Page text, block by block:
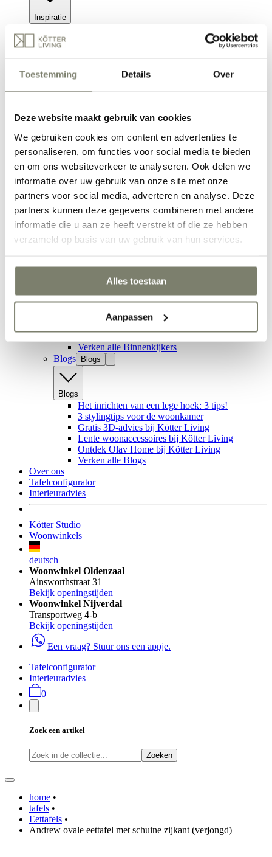
Toestemming Details Over
Deze website maakt gebruik van cookies
We gebruiken cookies om content en advertenties te
personaliseren, om functies voor social media te bieden
en om ons websiteverkeer te analyseren. Ook delen we
informatie over uw gebruik van onze site met onze
partners voor social media, adverteren en analyse. Deze
partners kunnen deze gegevens combineren met andere
informatie die u aan ze heeft verstrekt of die ze hebben
verzameld op basis van uw gebruik van hun services.
Alles toestaan
Aanpassen
Inspiratie
Clean & Soft
Ethno interieur
Verken alle Woonstijlen
Binnenkijkers
Binnenkijkers
Binnenkijkers
Binnenkijken bij Lisette Lubbers: van strak
tafel
Binnenkijken bij Lars & Jody: een licht interieur
Binnenkijken bij Jordy & Marieke: één geheel
van woonkamer en eethoek
Binnenkijken: kleur en karakter in een
nieuwbouwwoning
Verken alle Binnenkijkers
Blogs
Blogs
Blogs
Het inrichten van een lege hoek: 3 tips!
3 stylingtips voor de woonkamer
Gratis 3D-advies bij Kötter Living
Lente woonaccessoires bij Kötter Living
Ontdek Olav Home bij Kötter Living
Verken alle Blogs
Over ons
Tafelconfigurator
Interieuradvies
Kötter Studio
Woonwinkels
deutsch
Woonwinkel Oldenzaal
Ainsworthstraat 31
Bekijk openingstijden
Woonwinkel Nijverdal
Transportweg 4-b
Bekijk openingstijden
Een vraag? Stuur ons een appje.
Tafelconfigurator
Interieuradvies
0
Zoek een artikel
Zoeken
home •
tafels •
Eettafels •
Andrew ovale eettafel met schuine zijkant (verjongd)